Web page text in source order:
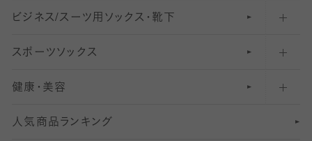
クルーソックス（ふくらはぎ下）
ハイソックス
オーバーニー・ニーハイソックス
61〜80デニールタイツ
81 〜110デニールタイツ
111〜210デニールタイツ
211デニールタイツ以上（防寒・厚手タイツ）
レギンスパンツ（レギパン）
マタニティレギンス
5 分丈
6 分丈レギンス
ショートストッキング
結婚式用ストッキング
美脚ストッキング
オールスルーストッキング
ビジネス/スーツ用 ソックス・靴下
匠シリーズ
フレッシャーズ向けソックス・靴下
冠婚葬祭向けソックス・靴下
スポーツソックス
ランニングソックス・靴下
ゴルフソックス・靴下
健康・美容
インナーソックス
人気商品ランキング